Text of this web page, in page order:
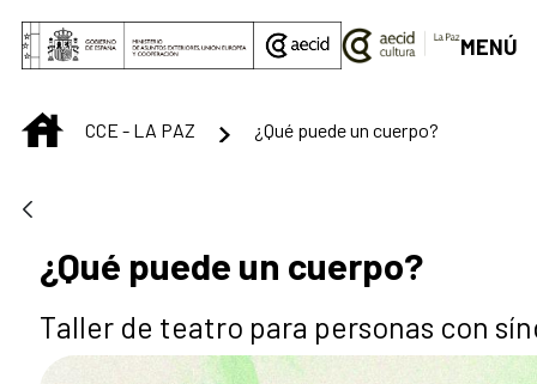
Saut au contenu principal
MENÚ
INICIOCCE - LA PAZ ¿Qué puede un cuerpo?
¿Qué puede un cuerpo?
Taller de teatro para personas con